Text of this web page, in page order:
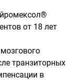
от 18 лет
транзиторных
в